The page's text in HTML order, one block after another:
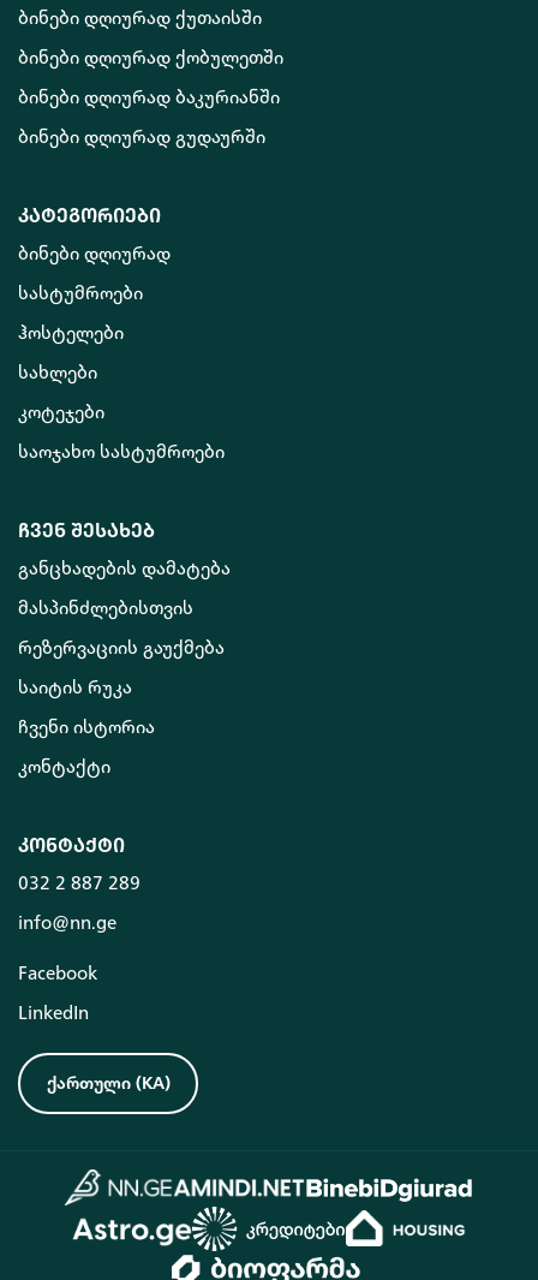
ბინები დღიურად ქუთაისში
ბინები დღიურად ქობულეთში
ბინები დღიურად ბაკურიანში
ბინები დღიურად გუდაურში
კატეგორიები
ბინები დღიურად
სასტუმროები
ჰოსტელები
სახლები
კოტეჯები
საოჯახო სასტუმროები
ჩვენ შესახებ
განცხადების დამატება
მასპინძლებისთვის
რეზერვაციის გაუქმება
საიტის რუკა
ჩვენი ისტორია
კონტაქტი
კონტაქტი
032 2 887 289
info@nn.ge
Facebook
LinkedIn
ქართული (KA)